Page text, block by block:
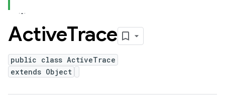
ActiveTrace
public class ActiveTrace
extends Object